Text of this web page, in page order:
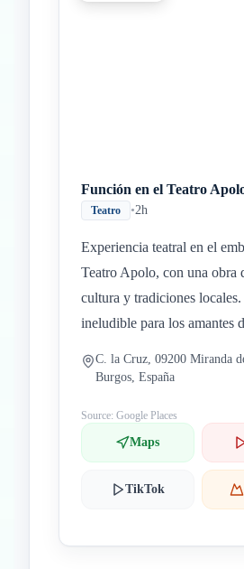
Función en el Teatro
Teatro •2h
Experiencia teatral en el
Teatro Apolo, con una obra
cultura y tradiciones locales.
ineludible para los amantes
C. la Cruz, 09200 Miranda
Burgos, España
Source: Google Places
Maps
TikTok